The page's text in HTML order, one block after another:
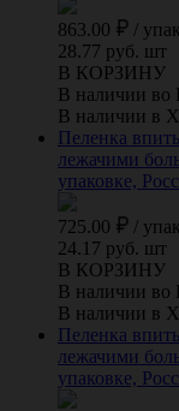
863.00 / упак
28.77 руб. шт
В КОРЗИНУ
В наличии во
В наличии в
Пеленка
лежачими
упаковке,
725.00 / упак
24.17 руб. шт
В КОРЗИНУ
В наличии во
В наличии в
Пеленка
лежачими
упаковке,